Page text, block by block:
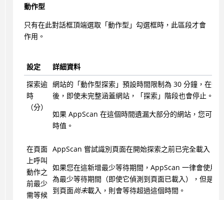
動作型
只有在此對話框頂端選取「動作型」勾選框時，此區段才會
作用。
設定
詳細資料
探索逾
時
（分）
網站的「動作型探索」預設時間限制為 30 分鐘，在這
後，即使未完整涵蓋網站，「探索」階段也會停止。
如果 AppScan 在這個時間遺漏大部分的網站，您可以
時值。
在頁面
上呼叫
動作之
前最少
需等候
AppScan 嘗試識別頁面在開始探索之前已完全載入。
如果您在這新增最少等待期間， AppScan 一律會使用
為最少等待期間（即使它偵測到頁面已載入），但是如
到頁面尚未載入，則會等待超過這個時間。